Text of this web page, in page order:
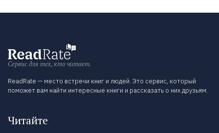
Сервис для тех, кто читает.
ReadRate — место встречи книг и людей. Это сервис, который
поможет вам найти интересные книги и рассказать о них друзьям.
Читайте